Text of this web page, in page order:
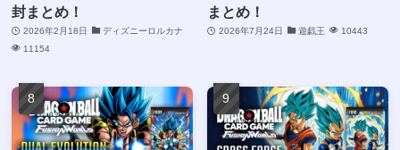
封まとめ！
2026年2月18日
ディズニーロルカナ
11154
まとめ！
2026年7月24日 遊戯王 10443